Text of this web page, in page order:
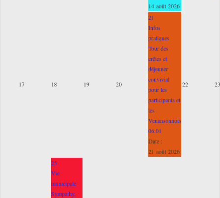
14 août 2026
17 18 19 20
21
Infos
pratiques
Tour des
crêtes et
déjeuner
convivial
pour les
participants et
les
Venansonnois
06:01
Date :
21 août 2026
22
25
Vie
municipale
Sympathy,